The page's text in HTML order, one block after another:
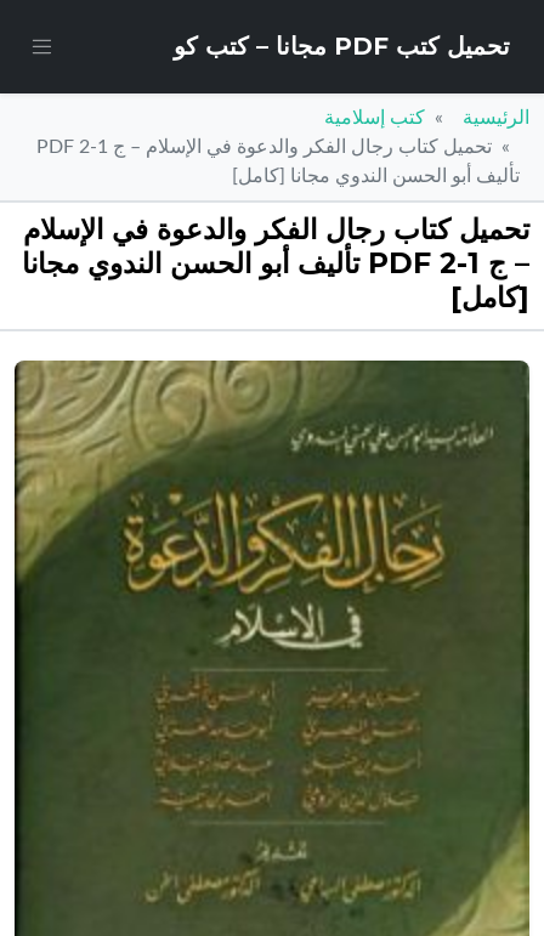
تحميل كتب PDF مجانا – كتب كو
الرئيسية
كتب إسلامية
تحميل كتاب رجال الفكر والدعوة في الإسلام – ج 1-2 PDF
تأليف أبو الحسن الندوي مجانا [كامل]
تحميل كتاب رجال الفكر والدعوة في الإسلام
– ج 1-2 PDF تأليف أبو الحسن الندوي مجانا
[كامل]